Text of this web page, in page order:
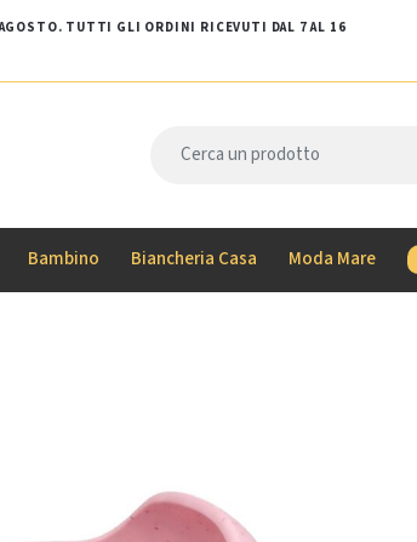
TUTTI GLI ORDINI RICEVUTI DAL 7 AL 16
Bambino Biancheria Casa Moda Mare